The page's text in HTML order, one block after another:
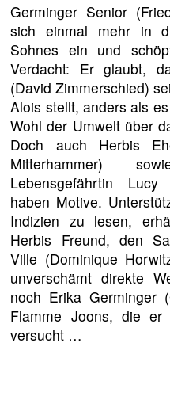
Germinger Senior
sich einmal mehr in
Sohnes ein und
Verdacht: Er glaubt,
(David Zimmerschied)
Alois stellt, anders als
Wohl der Umwelt über
Doch auch Herbis
Mitterhammer)
Lebensgefährtin Lucy
haben Motive.
Indizien zu lesen,
Herbis Freund, den
Ville (Dominique
unverschämt direkte
noch Erika Germinger
Flamme Joons, die er
versucht …